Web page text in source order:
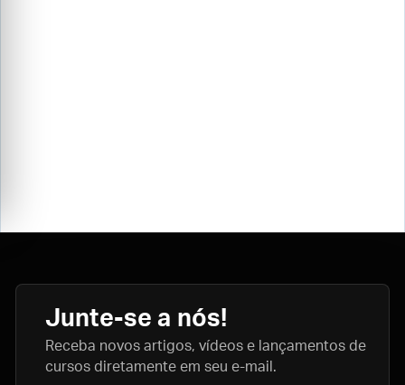
Junte-se a nós!
Receba novos artigos, vídeos e lançamentos de
cursos diretamente em seu e-mail.